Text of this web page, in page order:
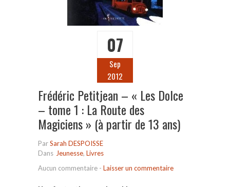
07
Sep
2012
Frédéric Petitjean – « Les Dolce
– tome 1 : La Route des
Magiciens » (à partir de 13 ans)
ParSarah DESPOISSE
Dans Jeunesse, Livres
Aucun commentaire - Laisser un commentaire